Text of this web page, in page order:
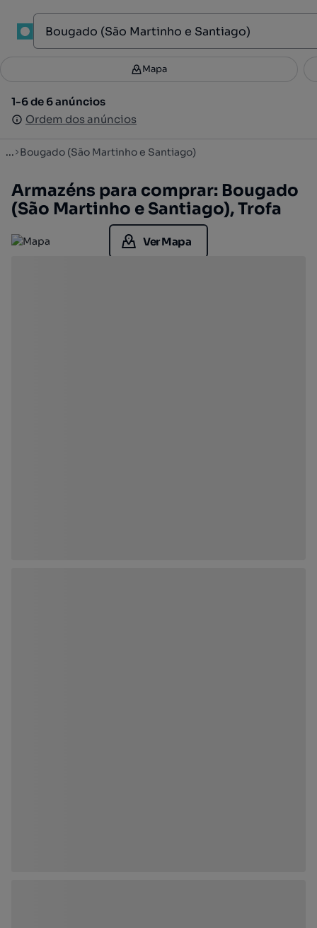
Filtros 2
1-6 de 6 anúncios
Ordem dos anúncios
Mapa
1-6 de 6 anúncios
Ordem dos anúncios
... Bougado (São Martinho e Santiago)
Armazéns para comprar: Bougado
(São Martinho e Santiago), Trofa
Ver Mapa